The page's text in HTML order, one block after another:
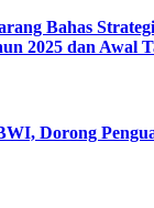
Bahas
2025 dan Awal
Dorong